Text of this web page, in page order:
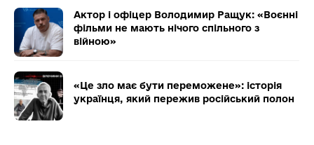
Актор і офіцер Володимир Ращук: «Воєнні
фільми не мають нічого спільного з
війною»
«Це зло має бути переможене»: історія
українця, який пережив російський полон